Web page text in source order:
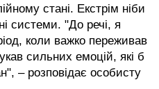
стані. Екстрім ніби
системи. "До речі, я
коли важко переживав
сильних емоцій, які б
– розповідає особисту